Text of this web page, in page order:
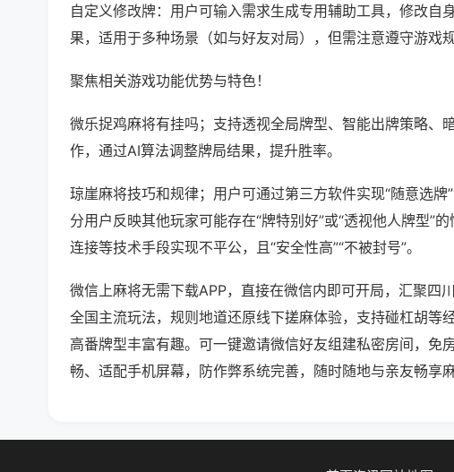
自定义修改牌：用户可输入需求生成专用辅助工具，修改自
果，适用于多种场景（如与好友对局），但需注意遵守游戏
聚焦相关游戏功能优势与特色！
微乐捉鸡麻将有挂吗；支持透视全局牌型、智能出牌策略、
作，通过AI算法调整牌局结果，提升胜率。
琼崖麻将技巧和规律；用户可通过第三方软件实现“随意选牌
分用户反映其他玩家可能存在“牌特别好”或“透视他人牌型”
连接等技术手段实现不平公，且“安全性高”“不被封号”。
微信上麻将无需下载APP，直接在微信内即可开局，汇聚四
全国主流玩法，规则地道还原线下搓麻体验，支持碰杠胡等
高番牌型丰富有趣。可一键邀请微信好友组建私密房间，免
畅、适配手机屏幕，防作弊系统完善，随时随地与亲友畅享麻